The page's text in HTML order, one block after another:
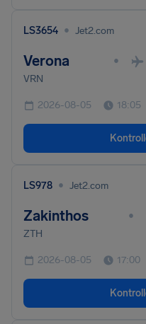
LS3654 • Jet2.com
Verona •
VRN
2026-08-05 18:05
LS978 • Jet2.com
Zakinthos •
ZTH
2026-08-05 17:00